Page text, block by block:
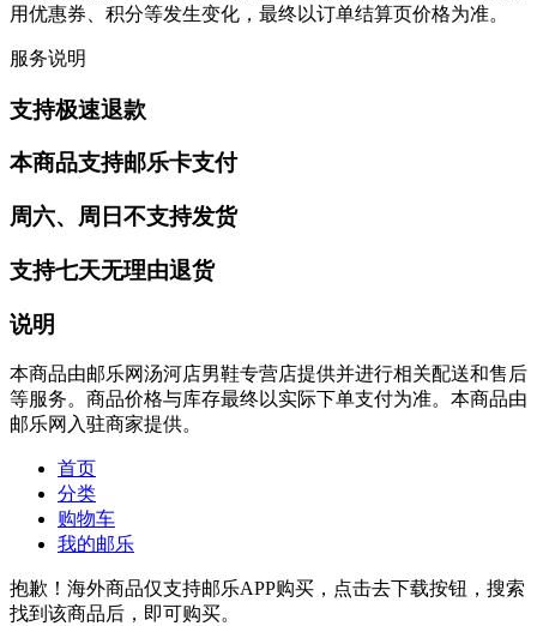
用优惠券、积分等发生变化，最终以订单结算页价格为准。
服务说明
支持极速退款
本商品支持邮乐卡支付
周六、周日不支持发货
支持七天无理由退货
说明
本商品由邮乐网汤河店男鞋专营店提供并进行相关配送和售后
等服务。商品价格与库存最终以实际下单支付为准。本商品由
邮乐网入驻商家提供。
首页
分类
购物车
我的邮乐
抱歉！海外商品仅支持邮乐APP购买，点击去下载按钮，搜索
找到该商品后，即可购买。